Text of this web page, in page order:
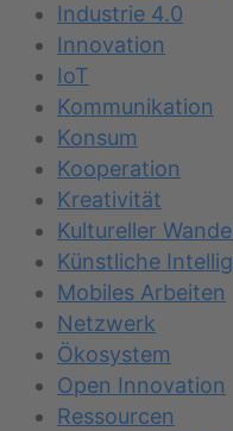
Industrie 4.0
Innovation
IoT
Kommunikation
Konsum
Kooperation
Kreativität
Kultureller
Künstliche
Mobiles Arbeiten
Netzwerk
Ökosystem
Open Innovation
Ressourcen